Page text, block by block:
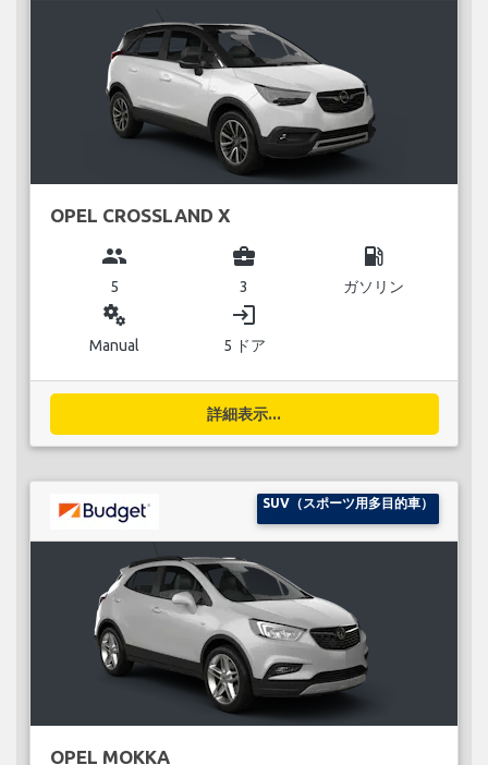
OPEL CROSSLAND X
group
5
business_center
3
local_gas_station
ガソリン
miscellaneous_services
Manual
login
5 ドア
詳細表示...
SUV（スポーツ用多目的車）
OPEL MOKKA